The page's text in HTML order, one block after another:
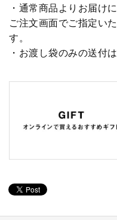
・通常商品よりお届け
ご注文画面でご指定い
す。
・お渡し袋のみの送付